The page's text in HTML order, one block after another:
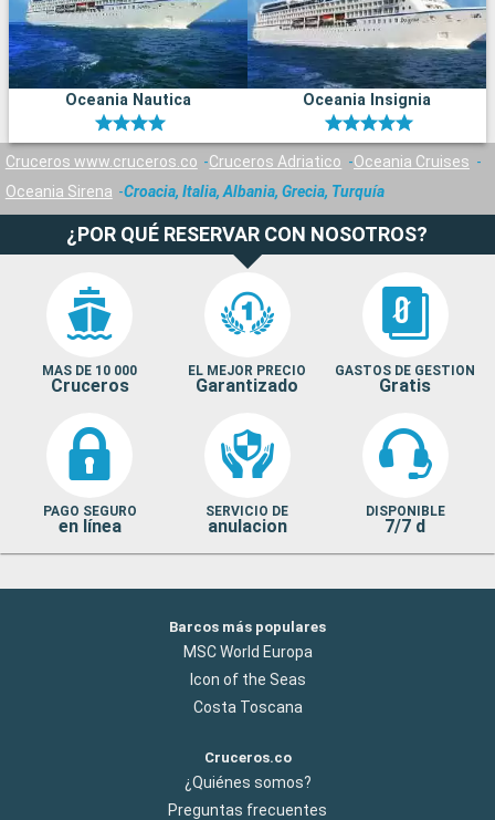
Oceania Nautica Oceania Insignia
Cruceros www.cruceros.co Cruceros Adriatico
Oceania Cruises
Oceania Sirena
Croacia, Italia, Albania, Grecia, Turquía
¿POR QUÉ RESERVAR CON NOSOTROS?
MAS DE 10 000
Cruceros
EL MEJOR PRECIO
Garantizado
GASTOS DE GESTION
Gratis
PAGO SEGURO
en línea
SERVICIO DE
anulacion
DISPONIBLE
7/7 d
Barcos más populares
MSC World Europa
Icon of the Seas
Costa Toscana
Cruceros.co
¿Quiénes somos?
Preguntas frecuentes